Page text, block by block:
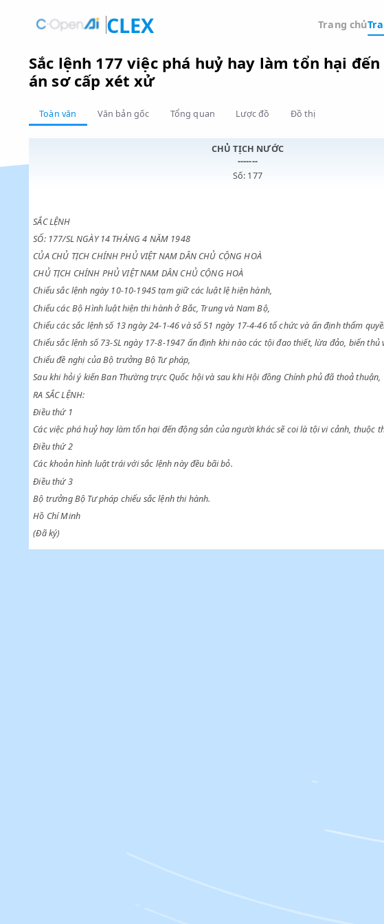
CLEX
Sắc lệnh 177 việc phá huỷ hay làm tổn
án sơ cấp xét xử
Toàn văn
CHỦ TỊCH NƯỚC
SẮC LỆNH
SỐ: 177/SL NGÀY 14 THÁNG 4 NĂM 1948
CỦA CHỦ TỊCH CHÍNH PHỦ VIỆT NAM DÂN CHỦ CỘNG HOÀ
CHỦ TỊCH CHÍNH PHỦ VIỆT NAM DÂN CHỦ CỘNG HOÀ
Chiểu sắc lệnh ngày 10-10-1945 tạm giữ các luật lệ hiện hành,
Chiểu các Bộ Hình luật hiện thi hành ở Bắc, Trung và Nam Bộ,
Chiểu các sắc lệnh số 13 ngày 24-1-46 và số 51 ngày 17-4-46 tổ chức và ấn định
Chiểu sắc lệnh số 73-SL ngày 17-8-1947 ấn định khi nào các tội đao thiết, lừa
Chiểu đề nghị của Bộ trưởng Bộ Tư pháp,
Sau khi hỏi ý kiến Ban Thường trực Quốc hội và sau khi Hội đồng Chính phủ đã
RA SẮC LỆNH:
Điều thứ 1
Các việc phá huỷ hay làm tổn hại đến động sản của người khác sẽ coi là tội vi
Điều thứ 2
Các khoản hình luật trái với sắc lệnh này đều bãi bỏ.
Điều thứ 3